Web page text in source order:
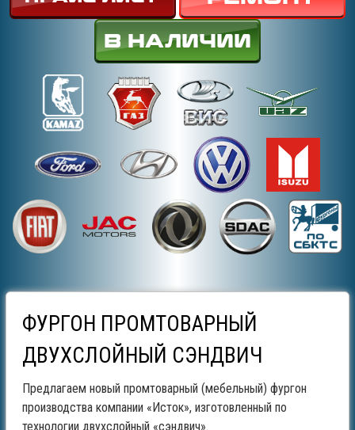
ФУРГОН ПРОМТОВАРНЫЙ
ДВУХСЛОЙНЫЙ СЭНДВИЧ
Предлагаем новый промтоварный (мебельный) фургон
производства компании «Исток», изготовленный по
технологии двухслойный «сэндвич».